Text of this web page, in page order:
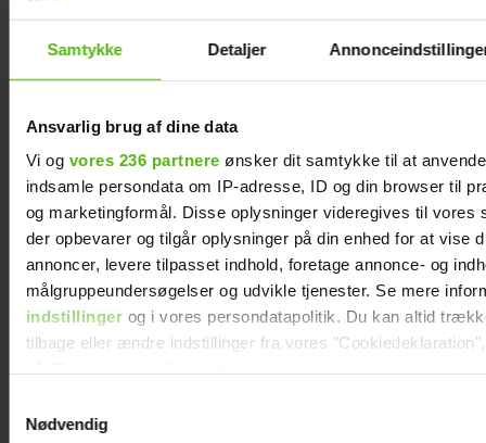
Samtykke Detaljer
Ansvarlig brug af dine data
Vi og vores 236 partnere ønsker dit samtykke til at
indsamle persondata om IP-adresse, ID og din browser til
og marketingformål. Disse oplysninger videregives til vores
der opbevarer og tilgår oplysninger på din enhed for at vise
annoncer, levere tilpasset indhold, foretage annonce- og
målgruppeundersøgelser og udvikle tjenester. Se mere
indstillingerog i vores persondatapolitik. Du kan altid
tilbage eller ændre indstillinger fra vores
Dine valg anvendes på hele websitet.
Nødvendig
Rikke Wölck mærker sin
vrede kraftigere efter
overgangsalderen: "Der
er mange ting, jeg ikke
længere orker"